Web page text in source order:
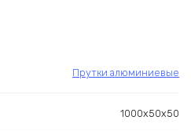
Прутки алюминиевые
1000х50х50